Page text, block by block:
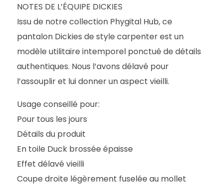
NOTES DE L’ÉQUIPE DICKIES
Issu de notre collection Phygital Hub, ce
pantalon Dickies de style carpenter est un
modèle utilitaire intemporel ponctué de détails
authentiques. Nous l’avons délavé pour
l’assouplir et lui donner un aspect vieilli.
Usage conseillé pour:
Pour tous les jours
Détails du produit
En toile Duck brossée épaisse
Effet délavé vieilli
Coupe droite légèrement fuselée au mollet